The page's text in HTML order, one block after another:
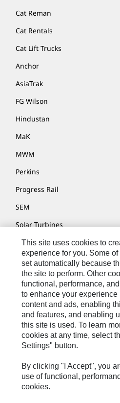
Cat Reman
Cat Rentals
Cat Lift Trucks
Anchor
AsiaTrak
FG Wilson
Hindustan
MaK
MWM
Perkins
Progress Rail
SEM
Solar Turbines
SPM Oil & Gas
Turner Powertrain Systems
Kontakt/Imprint
Sitemap
Cookie Settings
Rechtliche Hinweise
Datenschutzerklärung
Cat.com
This site uses cookies to
experience for you. Some
set automatically because
the site to perform. Other
functional, performance,
to enhance your
content and ads, enabling
and features, and enabling
this site is used. To learn
cookies at any time, select
Settings" button.
By clicking "I Accept", you
use of functional,
cookies.